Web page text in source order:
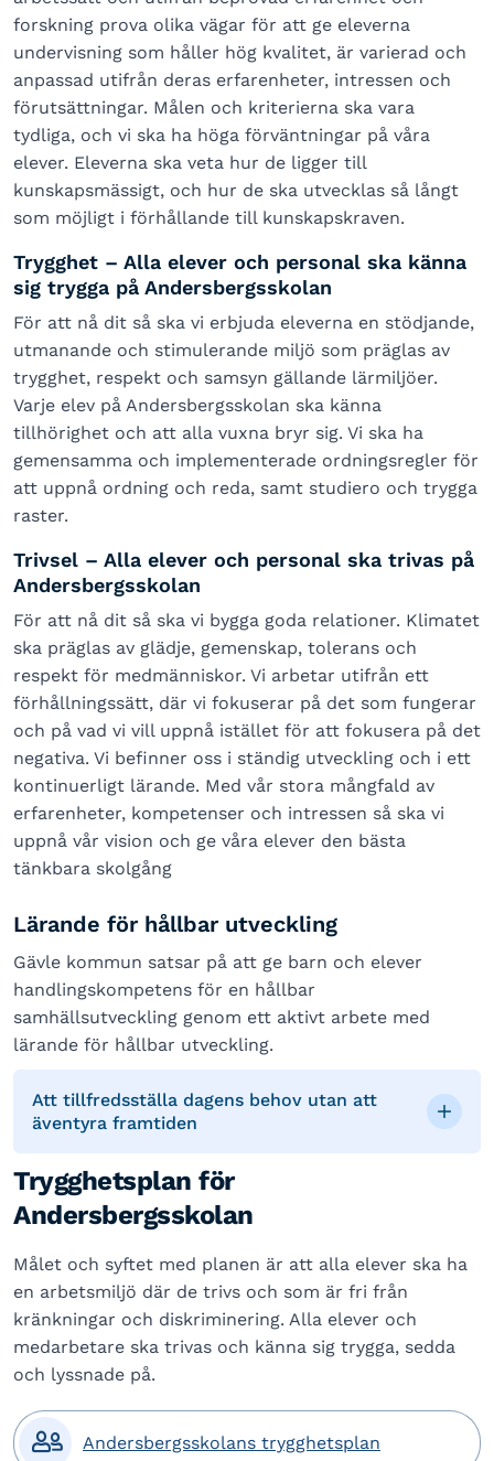
forskning prova olika vägar för att ge eleverna
undervisning som håller hög kvalitet, är varierad och
anpassad utifrån deras erfarenheter, intressen och
förutsättningar. Målen och kriterierna ska vara
tydliga, och vi ska ha höga förväntningar på våra
elever. Eleverna ska veta hur de ligger till
kunskapsmässigt, och hur de ska utvecklas så långt
som möjligt i förhållande till kunskapskraven.
Trygghet – Alla elever och personal ska känna
sig trygga på Andersbergsskolan
För att nå dit så ska vi erbjuda eleverna en stödjande,
utmanande och stimulerande miljö som präglas av
trygghet, respekt och samsyn gällande lärmiljöer.
Varje elev på Andersbergsskolan ska känna
tillhörighet och att alla vuxna bryr sig. Vi ska ha
gemensamma och implementerade ordningsregler för
att uppnå ordning och reda, samt studiero och trygga
raster.
Trivsel – Alla elever och personal ska trivas på
Andersbergsskolan
För att nå dit så ska vi bygga goda relationer. Klimatet
ska präglas av glädje, gemenskap, tolerans och
respekt för medmänniskor. Vi arbetar utifrån ett
förhållningssätt, där vi fokuserar på det som fungerar
och på vad vi vill uppnå istället för att fokusera på det
negativa. Vi befinner oss i ständig utveckling och i ett
kontinuerligt lärande. Med vår stora mångfald av
erfarenheter, kompetenser och intressen så ska vi
uppnå vår vision och ge våra elever den bästa
tänkbara skolgång
Lärande för hållbar utveckling
Gävle kommun satsar på att ge barn och elever
handlingskompetens för en hållbar
samhällsutveckling genom ett aktivt arbete med
lärande för hållbar utveckling.
Att tillfredsställa dagens behov utan att
äventyra framtiden
Trygghetsplan för
Andersbergsskolan
Målet och syftet med planen är att alla elever ska ha
en arbetsmiljö där de trivs och som är fri från
kränkningar och diskriminering. Alla elever och
medarbetare ska trivas och känna sig trygga, sedda
och lyssnade på.
 Andersbergsskolans trygghetsplan